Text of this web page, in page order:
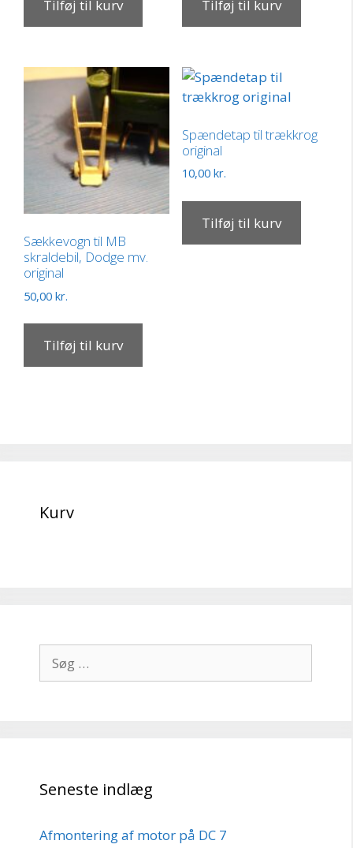
Tilføj til kurv Tilføj til kurv
Sækkevogn til MB
skraldebil, Dodge mv.
original
50,00 kr.
Tilføj til kurv
Spændetap til trækkrog
original
10,00 kr.
Tilføj til kurv
Kurv
efter:
Seneste indlæg
Afmontering af motor på DC 7